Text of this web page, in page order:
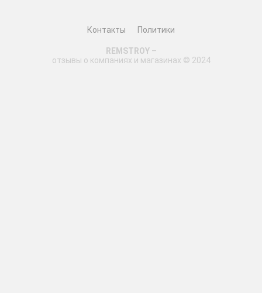
Контакты Политики
REMSTROY–
отзывы о компаниях и магазинах © 2024